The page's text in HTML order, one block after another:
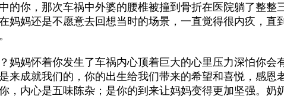
的你，那次车祸中外婆的腰椎被撞到骨折在医院躺了整
妈妈还是不愿意去回想当时的场景，一直觉得很内疚，
妈妈怀着你发生了车祸内心顶着巨大的心里压力深怕你
来成就我们的，你的出生给我们带来的希望和喜悦，感
，内心是五味陈杂；是你的到来让妈妈变得更加坚强。